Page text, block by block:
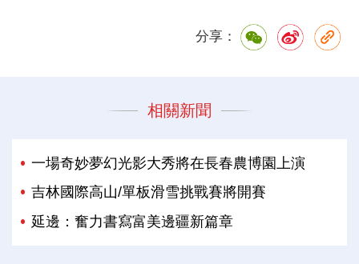
分享：
相關新聞
一場奇妙夢幻光影大秀將在長春農博園上演
吉林國際高山/單板滑雪挑戰賽將開賽
延邊：奮力書寫富美邊疆新篇章